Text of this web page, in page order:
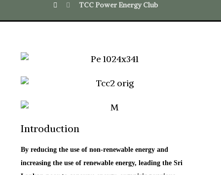
TCC Power Energy Club
Introduction
By reducing the use of non-renewable energy and
increasing the use of renewable energy, leading the Sri